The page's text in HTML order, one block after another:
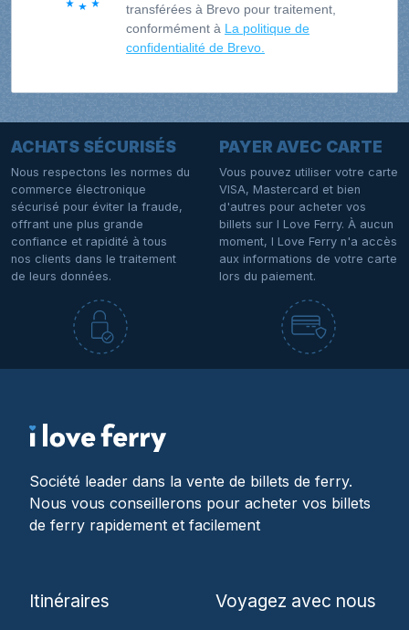
transférées à Brevo pour traitement,
conformément à La politique de
confidentialité de Brevo.
ACHATS SÉCURISÉS
Nous respectons les normes du
commerce électronique
sécurisé pour éviter la fraude,
offrant une plus grande
confiance et rapidité à tous
nos clients dans le traitement
de leurs données.
PAYER AVEC CARTE
Vous pouvez utiliser votre carte
VISA, Mastercard et bien
d'autres pour acheter vos
billets sur I Love Ferry. À aucun
moment, I Love Ferry n'a accès
aux informations de votre carte
lors du paiement.
Société leader dans la vente de billets de ferry.
Nous vous conseillerons pour acheter vos billets
de ferry rapidement et facilement
Itinéraires Voyagez avec nous